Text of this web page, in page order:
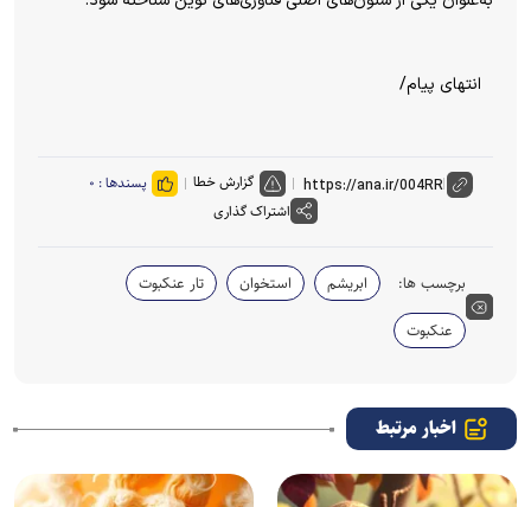
انتهای پیام/
گزارش خطا پسندها : ۰
اشتراک گذاری
برچسب ها: ابریشم استخوان
تار عنکبوت
عنکبوت
اخبار مرتبط